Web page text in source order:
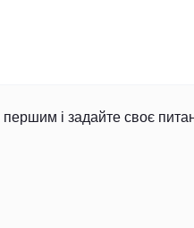
і задайте своє